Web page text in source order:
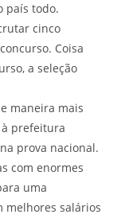
país todo.
cinco
Coisa
a seleção
maneira mais
prefeitura
prova nacional.
com enormes
uma
melhores salários